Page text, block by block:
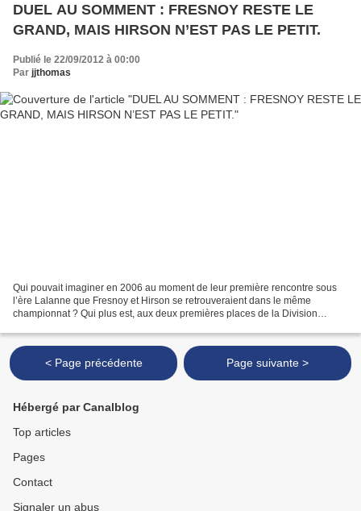
DUEL AU SOMMENT : FRESNOY RESTE LE
GRAND, MAIS HIRSON N’EST PAS LE PETIT.
Publié le 22/09/2012 à 00:00
Par jjthomas
Qui pouvait imaginer en 2006 au moment de leur première rencontre sous
l’ère Lalanne que Fresnoy et Hirson se retrouveraient dans le même
championnat ? Qui plus est, aux deux premières places de la Division
< Page précédente Page suivante >
Hébergé par Canalblog
Top articles
Pages
Contact
Signaler un abus